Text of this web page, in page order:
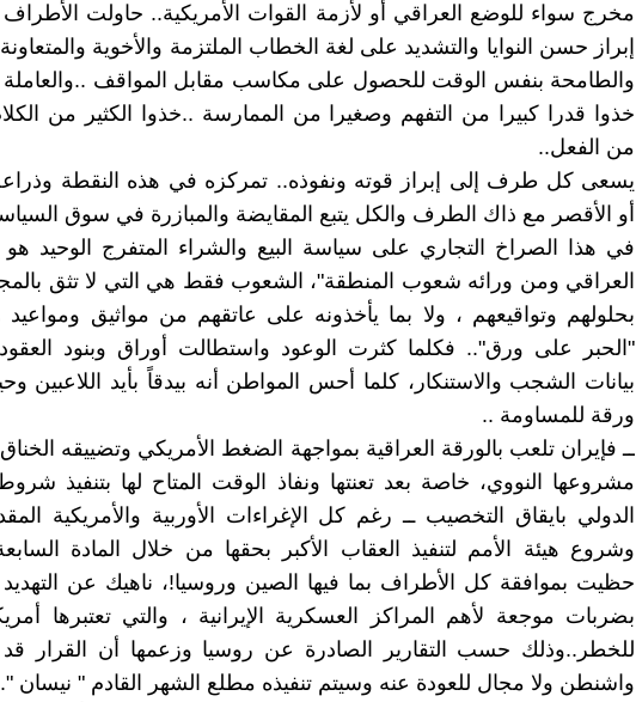
مخرج سواء للوضع العراقي أو لأزمة القوات الأمريكية.. حاولت الأطراف
إبراز حسن النوايا والتشديد على لغة الخطاب الملتزمة والأخوية والمتعاونة
والطامحة بنفس الوقت للحصول على مكاسب مقابل المواقف
خذوا قدرا كبيرا من التفهم وصغيرا من الممارسة ..خذوا الكثير من
من الفعل..
يسعى كل طرف إلى إبراز قوته ونفوذه.. تمركزه في هذه النقطة
أو الأقصر مع ذاك الطرف والكل يتبع المقايضة والمبازرة في سوق
في هذا الصراخ التجاري على سياسة البيع والشراء المتفرج الوحيد
العراقي ومن ورائه شعوب المنطقة"، الشعوب فقط هي التي لا تثق
بحلولهم وتواقيعهم ، ولا بما يأخذونه على عاتقهم من مواثيق
"الحبر على ورق".. فكلما كثرت الوعود واستطالت أوراق وبنود
بيانات الشجب والاستنكار، كلما أحس المواطن أنه بيدقاً بأيد اللاعبين
ورقة للمساومة ..
ــ فإيران تلعب بالورقة العراقية بمواجهة الضغط الأمريكي وتضييقه
مشروعها النووي، خاصة بعد تعنتها ونفاذ الوقت المتاح لها بتنفيذ
الدولي بايقاق التخصيب ــ رغم كل الإغراءات الأوربية والأمريكية
وشروع هيئة الأمم لتنفيذ العقاب الأكبر بحقها من خلال المادة
حظيت بموافقة كل الأطراف بما فيها الصين وروسيا!، ناهيك عن التهديد
بضربات موجعة لأهم المراكز العسكرية الإيرانية ، والتي تعتبرها
للخطر..وذلك حسب التقارير الصادرة عن روسيا وزعمها أن القرار
واشنطن ولا مجال للعودة عنه وسيتم تنفيذه مطلع الشهر القادم " نيسان ".